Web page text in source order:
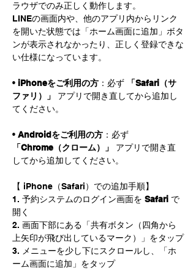
ラウザでのみ正しく動作します。
LINEの画面内や、他のアプリ内からリンク
を開いた状態では「ホーム画面に追加」ボタ
ンが表示されなかったり、正しく登録できな
い仕様になっています。
• iPhoneをご利用の方 ：必ず
「Safari（サ
ファリ）」
アプリで開き直してから追加し
てください。
• Androidをご利用の方 ：必ず
「Chrome（クローム）」
アプリで開き直
してから追加してください。
【 iPhone（Safari）での追加手順】
1. 予約システムのログイン画面を Safari で
開く
2. 画面下部にある「共有ボタン（四角から
上矢印が飛び出しているマーク）」をタップ
3. メニューを少し下にスクロールし、「ホ
ーム画面に追加」をタップ